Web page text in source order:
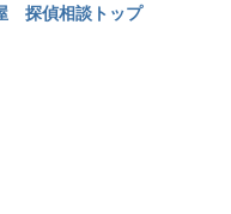
探偵相談トップ